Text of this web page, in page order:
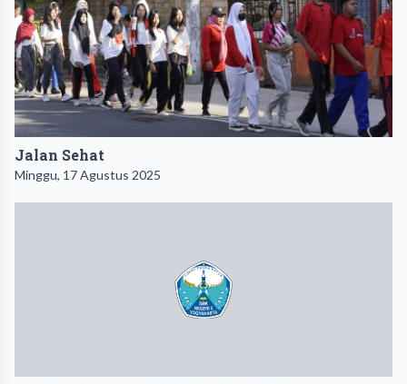
Jalan Sehat
Minggu, 17 Agustus 2025